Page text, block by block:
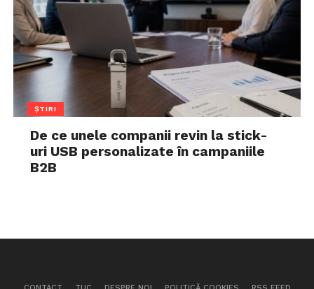
ȘTIRI
De ce unele companii revin la stick-
uri USB personalizate în campaniile
B2B